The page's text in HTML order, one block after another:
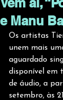
e Manu
Os artistas
unem mais
aguardado
disponível em
de áudio, a
setembro, às